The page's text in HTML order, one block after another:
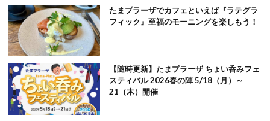
たまプラーザでカフェといえば『ラテグラ
フィック』至福のモーニングを楽しもう！
【随時更新】たまプラーザ ちょい呑みフェ
スティバル 2026春の陣 5/18（月）～
21（木）開催